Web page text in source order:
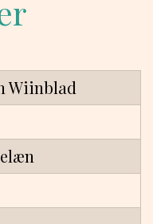
Wiinblad